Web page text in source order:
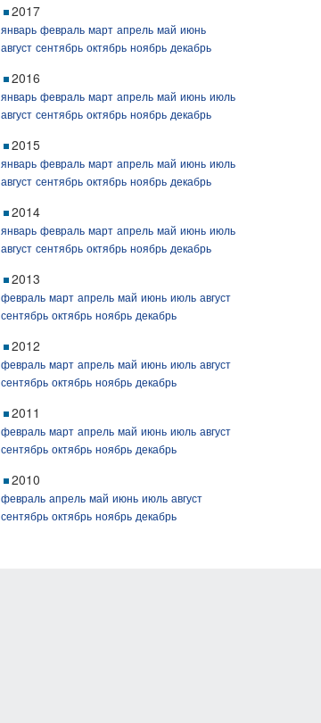
2017
январь февраль март апрель май июнь
август сентябрь октябрь ноябрь декабрь
2016
январь февраль март апрель май июнь июль
август сентябрь октябрь ноябрь декабрь
2015
январь февраль март апрель май июнь июль
август сентябрь октябрь ноябрь декабрь
2014
январь февраль март апрель май июнь июль
август сентябрь октябрь ноябрь декабрь
2013
февраль март апрель май июнь июль август
сентябрь октябрь ноябрь декабрь
2012
февраль март апрель май июнь июль август
сентябрь октябрь ноябрь декабрь
2011
февраль март апрель май июнь июль август
сентябрь октябрь ноябрь декабрь
2010
февраль апрель май июнь июль август
сентябрь октябрь ноябрь декабрь